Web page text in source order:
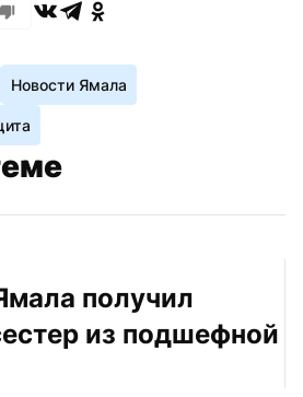
Новости Ямала
получил
из подшефной